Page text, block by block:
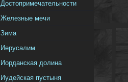
Достопримечательности
Железные мечи
Зима
Иерусалим
Иорданская долина
Иудейская пустыня